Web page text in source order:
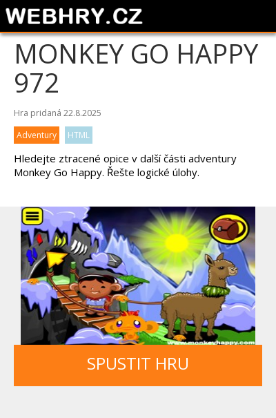
MONKEY GO HAPPY
972
Hra pridaná 22.8.2025
Adventury
HTML
Hledejte ztracené opice v další části adventury
Monkey Go Happy. Řešte logické úlohy.
SPUSTIT HRU